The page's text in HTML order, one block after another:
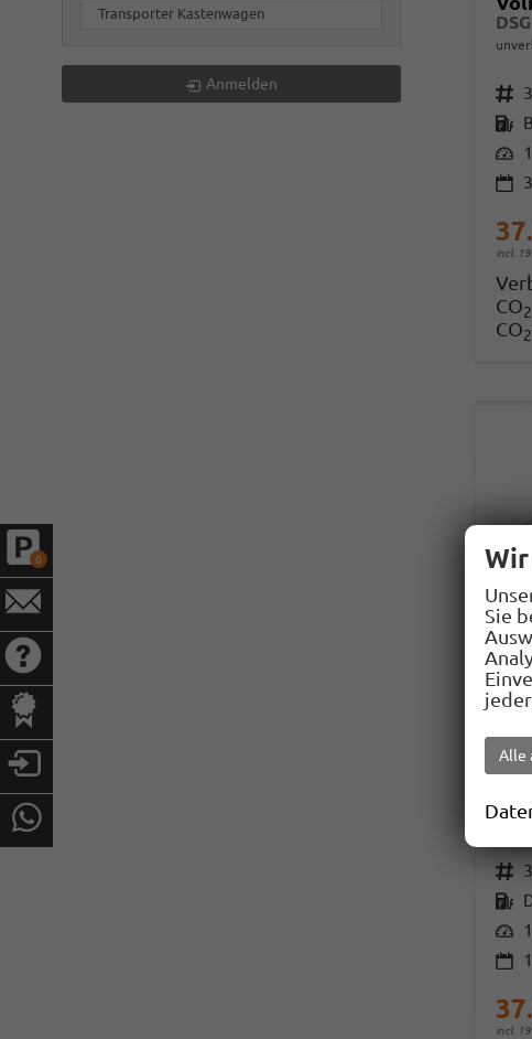
0
Fahrzeugnr.
Kraftstoff
Leistung
incl.
CO2
CO2
Fahrzeugnr.
Kraftstoff
Leistung
incl.
Transporter Kastenwagen
Anmelden
Sie
Alle